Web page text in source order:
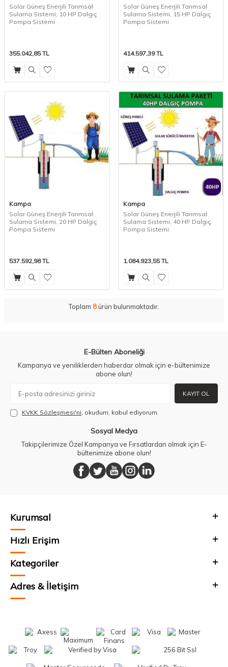
Solar Güneş Enerjili Tarımsal
Sulama Sistemi, 10 HP Dalgıç
Pompa Sistemi
355.042,85TL
Solar Güneş Enerjili Tarımsal
Sulama Sistemi, 15 HP Dalgıç
Pompa Sistemi
414.597,39TL
Kampa
Solar Güneş Enerjili Tarımsal
Sulama Sistemi, 20 HP Dalgıç
Pompa Sistemi
537.592,98TL
Kampa
Solar Güneş Enerjili Tarımsal
Sulama Sistemi, 40 HP Dalgıç
Pompa Sistemi
1.084.923,55TL
Toplam 8ürün bulunmaktadır.
E-Bülten Aboneliği
Kampanya ve yeniliklerden haberdar olmak için e-bültenimize
abone olun!
KAYIT OL
KVKK Sözleşmesi'ni, okudum, kabul ediyorum.
Sosyal Medya
Takipçilerimize Özel Kampanya ve Fırsatlardan olmak için E-
bültenimize abone olun!
Kurumsal
Hızlı Erişim
Kategoriler
Adres & İletişim